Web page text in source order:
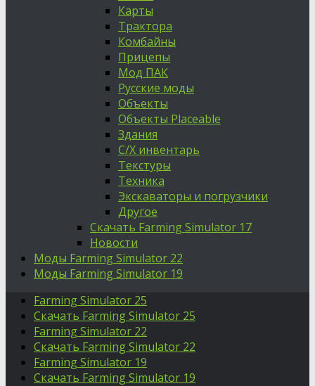
Карты
Трактора
Комбайны
Прицепы
Мод ПАК
Русские моды
Объекты
Объекты Placeable
Здания
С/Х инвентарь
Текстуры
Техника
Экскаваторы и погрузчики
Другое
Скачать Farming Simulator 17
Новости
Моды Farming Simulator 22
Моды Farming Simulator 19
Farming Simulator 25
Скачать Farming Simulator 25
Farming Simulator 22
Скачать Farming Simulator 22
Farming Simulator 19
Скачать Farming Simulator 19